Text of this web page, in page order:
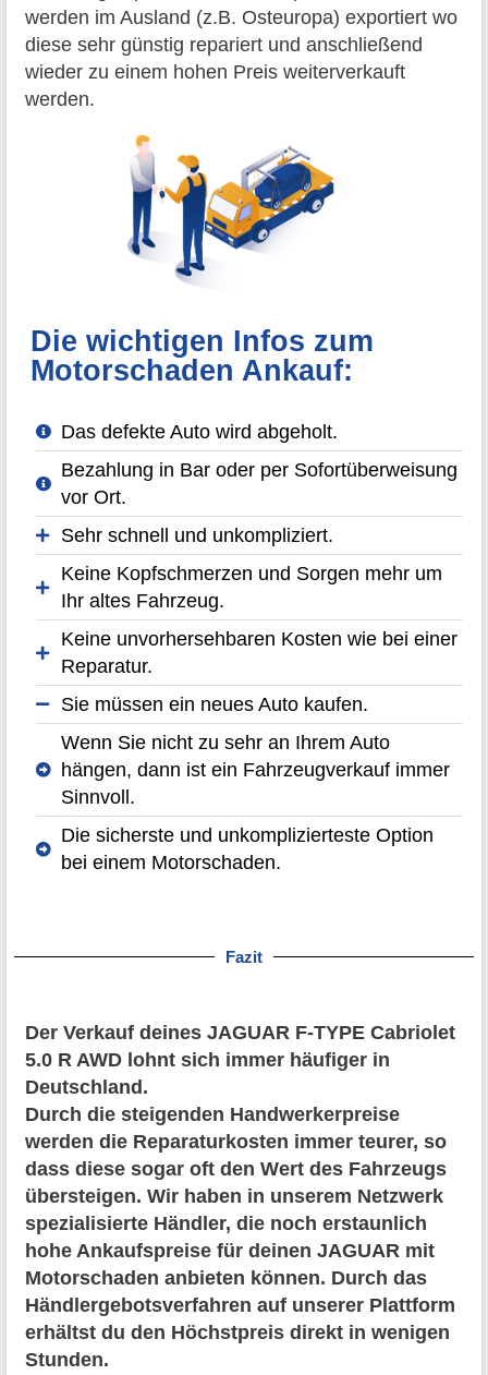
werden im Ausland (z.B. Osteuropa) exportiert wo
diese sehr günstig repariert und anschließend
wieder zu einem hohen Preis weiterverkauft
werden.
Die wichtigen Infos zum
Motorschaden Ankauf:
Das defekte Auto wird abgeholt.
Bezahlung in Bar oder per Sofortüberweisung
vor Ort.
Sehr schnell und unkompliziert.
Keine Kopfschmerzen und Sorgen mehr um
Ihr altes Fahrzeug.
Keine unvorhersehbaren Kosten wie bei einer
Reparatur.
Sie müssen ein neues Auto kaufen.
Wenn Sie nicht zu sehr an Ihrem Auto
hängen, dann ist ein Fahrzeugverkauf immer
Sinnvoll.
Die sicherste und unkomplizierteste Option
bei einem Motorschaden.
Fazit
Der Verkauf deines JAGUAR F-TYPE Cabriolet
5.0 R AWD lohnt sich immer häufiger in
Deutschland.
Durch die steigenden Handwerkerpreise
werden die Reparaturkosten immer teurer, so
dass diese sogar oft den Wert des Fahrzeugs
übersteigen. Wir haben in unserem Netzwerk
spezialisierte Händler, die noch erstaunlich
hohe Ankaufspreise für deinen JAGUAR mit
Motorschaden anbieten können. Durch das
Händlergebotsverfahren auf unserer Plattform
erhältst du den Höchstpreis direkt in wenigen
Stunden.